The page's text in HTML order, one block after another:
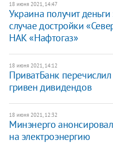
18 июня 2021, 14:47
Украина получит
случае достройки
НАК «Нафтогаз»
18 июня 2021, 14:12
ПриватБанк
гривен дивидендов
18 июня 2021, 12:32
Минэнерго
на электроэнергию